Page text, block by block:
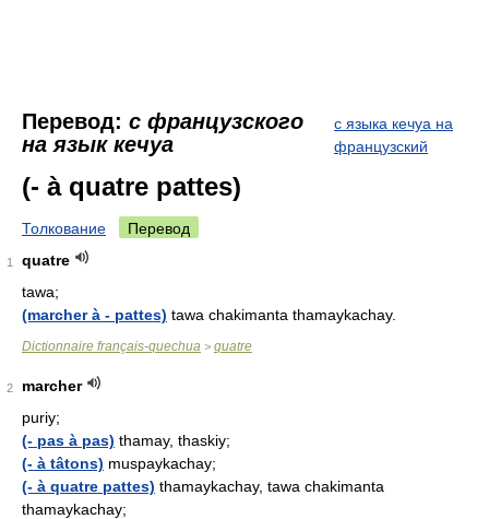
Перевод: с французского
на язык кечуа
с языка кечуа на
французский
(- à quatre pattes)
Толкование Перевод
1
quatre
tawa;
(marcher à - pattes) tawa chakimanta thamaykachay.
Dictionnaire français-quechua > quatre
2
marcher
puriy;
(- pas à pas) thamay, thaskiy;
(- à tâtons) muspaykachay;
(- à quatre pattes) thamaykachay, tawa chakimanta
thamaykachay;